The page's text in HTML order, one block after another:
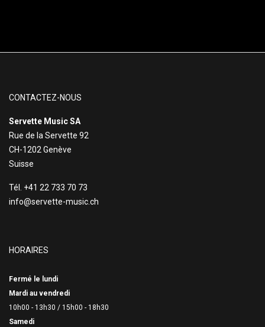
CONTACTEZ-NOUS
Servette Music SA
Rue de la Servette 92
CH-1202 Genève
Suisse
Tél. +41 22 733 70 73
info@servette-music.ch
HORAIRES
Fermé le lundi
Mardi au vendredi
10h00 - 13h30 / 15h00 - 18h30
Samedi